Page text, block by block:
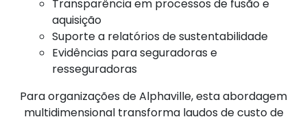
Transparência em processos de fusão e
aquisição
Suporte a relatórios de sustentabilidade
Evidências para seguradoras e
resseguradoras
Para organizações de Alphaville, esta abordagem
multidimensional transforma laudos de custo de